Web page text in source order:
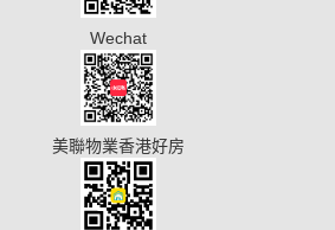
Wechat
美聯物業香港好房